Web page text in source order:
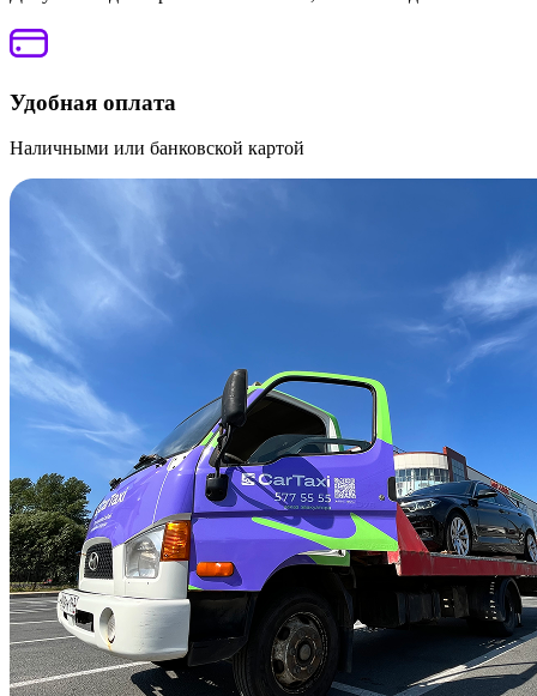
Удобная оплата
Наличными или банковской картой